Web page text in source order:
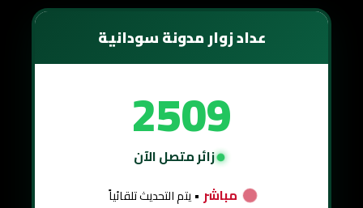
عداد زوار مدونة سودانية
2509
زائر متصل الآن
مباشر • يتم التحديث تلقائياً